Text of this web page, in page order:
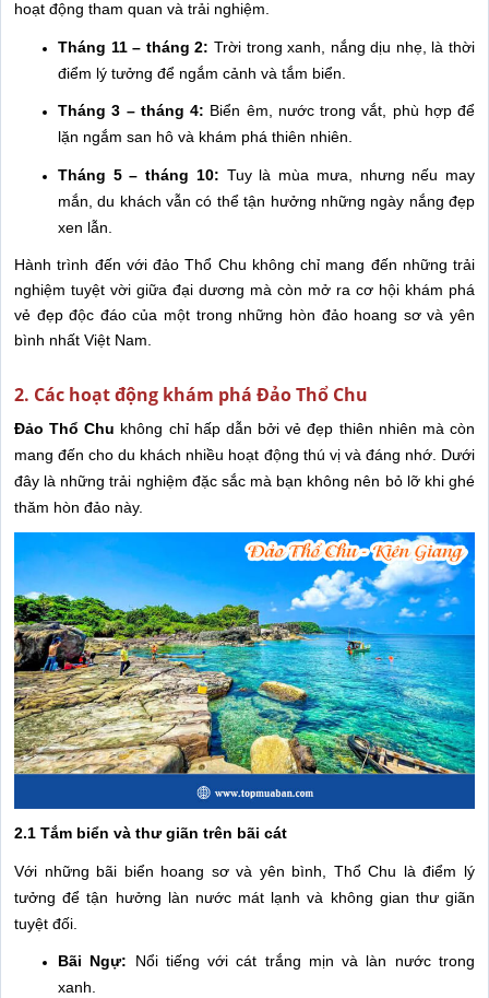
hoạt động tham quan và trải nghiệm.
Tháng 11 – tháng 2: Trời trong xanh, nắng dịu nhẹ, là thời
điểm lý tưởng để ngắm cảnh và tắm biển.
Tháng 3 – tháng 4: Biển êm, nước trong vắt, phù hợp để
lặn ngắm san hô và khám phá thiên nhiên.
Tháng 5 – tháng 10: Tuy là mùa mưa, nhưng nếu may
mắn, du khách vẫn có thể tận hưởng những ngày nắng đẹp
xen lẫn.
Hành trình đến với đảo Thổ Chu không chỉ mang đến những trải
nghiệm tuyệt vời giữa đại dương mà còn mở ra cơ hội khám phá
vẻ đẹp độc đáo của một trong những hòn đảo hoang sơ và yên
bình nhất Việt Nam.
2. Các hoạt động khám phá Đảo Thổ Chu
Đảo Thổ Chu không chỉ hấp dẫn bởi vẻ đẹp thiên nhiên mà còn
mang đến cho du khách nhiều hoạt động thú vị và đáng nhớ. Dưới
đây là những trải nghiệm đặc sắc mà bạn không nên bỏ lỡ khi ghé
thăm hòn đảo này.
2.1 Tắm biển và thư giãn trên bãi cát
Với những bãi biển hoang sơ và yên bình, Thổ Chu là điểm lý
tưởng để tận hưởng làn nước mát lạnh và không gian thư giãn
tuyệt đối.
Bãi Ngự: Nổi tiếng với cát trắng mịn và làn nước trong
xanh.